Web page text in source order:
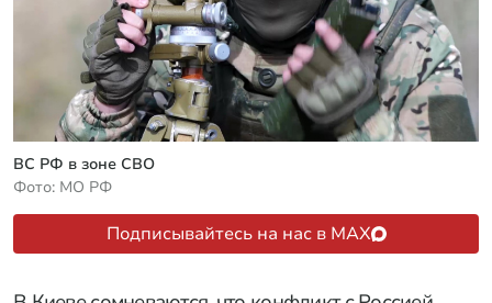
ВС РФ в зоне СВО
Фото: МО РФ
Подписывайтесь на нас в MAX